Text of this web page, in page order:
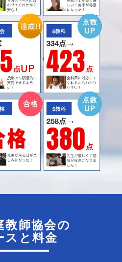
教師協会の
スと料金